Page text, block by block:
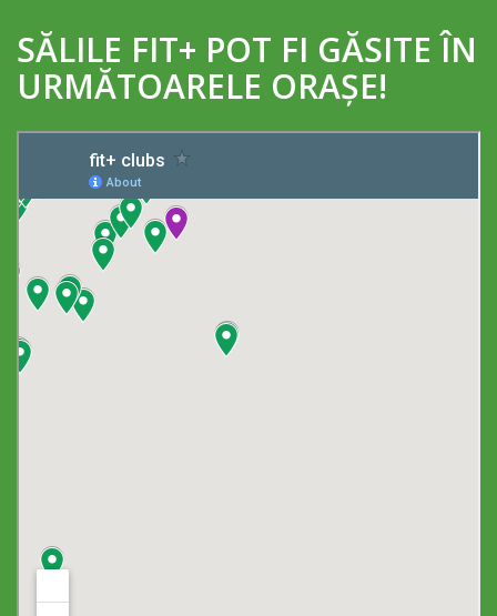
SĂLILE FIT+ POT FI GĂSITE ÎN
URMĂTOARELE ORAȘE!